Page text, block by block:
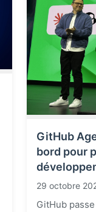
GitHub
bord pour
29 octobre
GitHub